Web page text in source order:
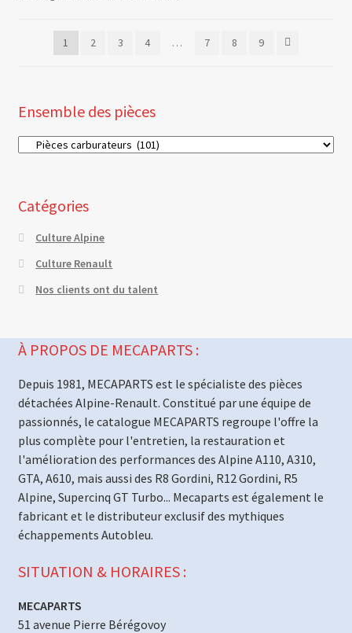
1 2 3 4 … 7 8 9
Ensemble des pièces
Catégories
Culture Alpine
Culture Renault
Nos clients ont du talent
À PROPOS DE MECAPARTS :
Depuis 1981, MECAPARTS est le spécialiste des pièces
détachées Alpine-Renault. Constitué par une équipe de
passionnés, le catalogue MECAPARTS regroupe l'offre la
plus complète pour l'entretien, la restauration et
l'amélioration des performances des Alpine A110, A310,
GTA, A610, mais aussi des R8 Gordini, R12 Gordini, R5
Alpine, Supercinq GT Turbo... Mecaparts est également le
fabricant et le distributeur exclusif des mythiques
échappements Autobleu.
SITUATION & HORAIRES :
MECAPARTS
51 avenue Pierre Bérégovoy